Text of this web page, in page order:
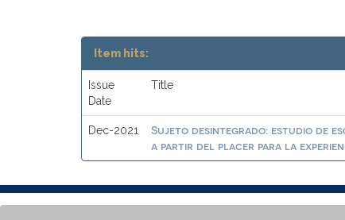
Item hits:
Issue
Date
Title
Dec-2021
Sujeto desintegrado: estudio de
a partir del placer para la